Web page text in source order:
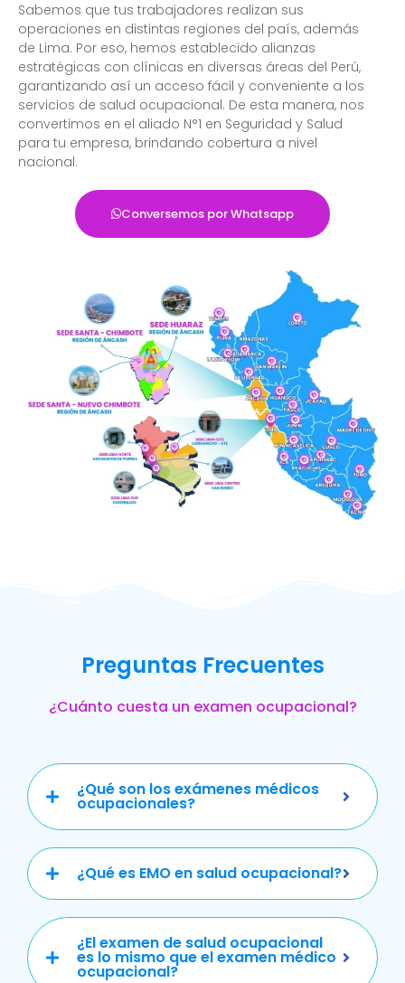
Sabemos que tus trabajadores realizan sus
operaciones en distintas regiones del país, además
de Lima. Por eso, hemos establecido alianzas
estratégicas con clínicas en diversas áreas del Perú,
garantizando así un acceso fácil y conveniente a los
servicios de salud ocupacional. De esta manera, nos
convertimos en el aliado N°1 en Seguridad y Salud
para tu empresa, brindando cobertura a nivel
nacional.
Conversemos por Whatsapp
Preguntas Frecuentes
¿Cuánto cuesta un examen ocupacional?
¿Qué son los exámenes médicos
ocupacionales?
¿Qué es EMO en salud ocupacional?
¿El examen de salud ocupacional
es lo mismo que el examen médico
ocupacional?